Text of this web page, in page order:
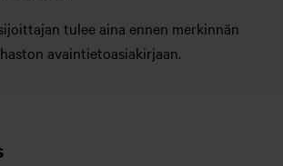
tulee aina ennen merkinnän
avaintietoasiakirjaan.